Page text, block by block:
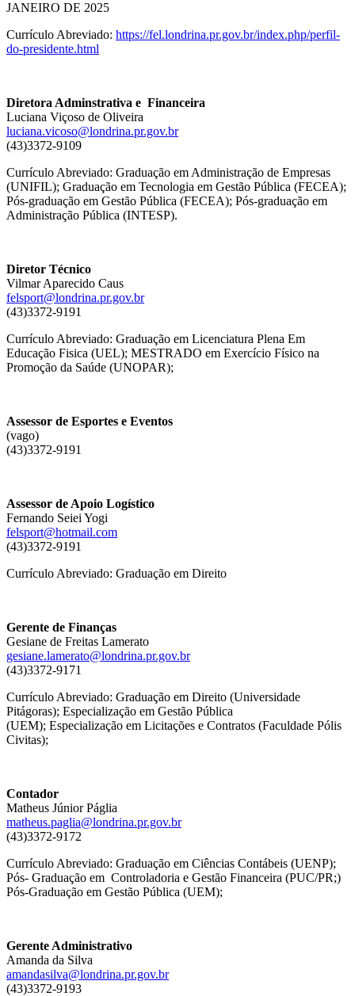
JANEIRO DE 2025
Currículo Abreviado: https://fel.londrina.pr.gov.br/index.php/perfil-
do-presidente.html
Diretora Adminstrativa e Financeira
Luciana Viçoso de Oliveira
luciana.vicoso@londrina.pr.gov.br
(43)3372-9109
Currículo Abreviado: Graduação em Administração de Empresas
(UNIFIL); Graduação em Tecnologia em Gestão Pública (FECEA);
Pós-graduação em Gestão Pública (FECEA); Pós-graduação em
Administração Pública (INTESP).
Diretor Técnico
Vilmar Aparecido Caus
felsport@londrina.pr.gov.br
(43)3372-9191
Currículo Abreviado: Graduação em Licenciatura Plena Em
Educação Fisica (UEL); MESTRADO em Exercício Físico na
Promoção da Saúde (UNOPAR);
Assessor de Esportes e Eventos
(vago)
(43)3372-9191
Assessor de Apoio Logístico
Fernando Seiei Yogi
felsport@hotmail.com
(43)3372-9191
Currículo Abreviado: Graduação em Direito
Gerente de Finanças
Gesiane de Freitas Lamerato
gesiane.lamerato@londrina.pr.gov.br
(43)3372-9171
Currículo Abreviado: Graduação em Direito (Universidade
Pitágoras); Especialização em Gestão Pública
(UEM); Especialização em Licitações e Contratos (Faculdade Pólis
Civitas);
Contador
Matheus Júnior Páglia
matheus.paglia@londrina.pr.gov.br
(43)3372-9172
Currículo Abreviado: Graduação em Ciências Contábeis (UENP);
Pós- Graduação em Controladoria e Gestão Financeira (PUC/PR;)
Pós-Graduação em Gestão Pública (UEM);
Gerente Administrativo
Amanda da Silva
amandasilva@londrina.pr.gov.br
(43)3372-9193